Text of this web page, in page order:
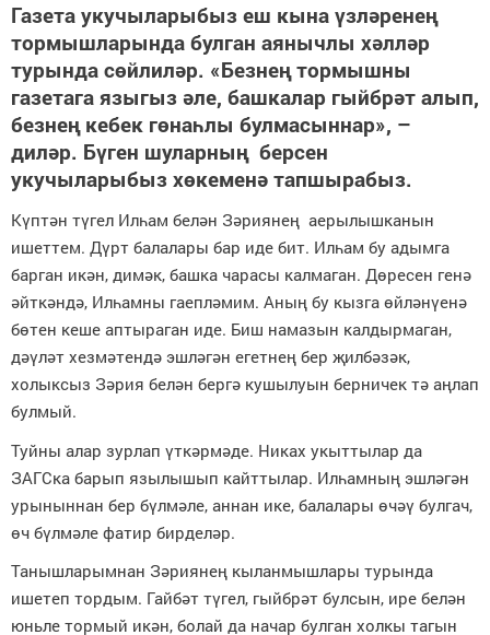
Газета укучыларыбыз еш кына үзләренең
тормышларында булган аянычлы хәлләр
турында сөйлиләр. «Безнең тормышны
газетага языгыз әле, башкалар гыйбрәт алып,
безнең кебек гөнаһлы булмасыннар», –
диләр. Бүген шуларның берсен
укучыларыбыз хөкеменә тапшырабыз.
Күптән түгел Илһам белән Зәриянең аерылышканын
ишеттем. Дүрт балалары бар иде бит. Илһам бу адымга
барган икән, димәк, башка чарасы калмаган. Дөресен генә
әйткәндә, Илһамны гаепләмим. Аның бу кызга өйләнүенә
бөтен кеше аптыраган иде. Биш намазын калдырмаган,
дәүләт хезмәтендә эшләгән егетнең бер җилбәзәк,
холыксыз Зәрия белән бергә кушылуын берничек тә аңлап
булмый.
Туйны алар зурлап үткәрмәде. Никах укыттылар да
ЗАГСка барып язылышып кайттылар. Илһамның эшләгән
урыныннан бер бүлмәле, аннан ике, балалары өчәү булгач,
өч бүлмәле фатир бирделәр.
Танышларымнан Зәриянең кыланмышлары турында
ишетеп тордым. Гайбәт түгел, гыйбрәт булсын, ире белән
юньле тормый икән, болай да начар булган холкы тагын